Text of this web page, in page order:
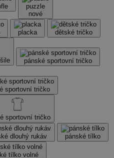
puzzle
nové
placka dětské tričko
pánské sportovní tričko
sportovní tričko
sportovní tričko
dlouhý rukáv pánské tílko
tílko volné